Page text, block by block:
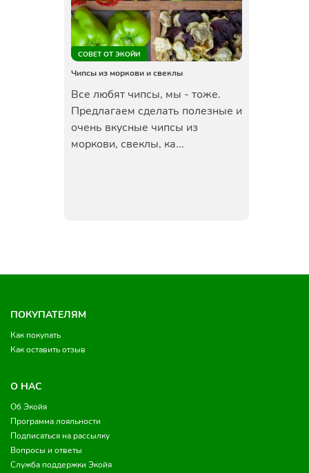
СОВЕТ ОТ ЭКОЙИ
Чипсы из моркови и свеклы
Все любят чипсы, мы - тоже.
Предлагаем сделать полезные и
очень вкусные чипсы из
моркови, свеклы, ка...
ПОКУПАТЕЛЯМ
Как покупать
Как оставить отзыв
О НАС
Об Экойя
Программа лояльности
Подписаться на рассылку
Вопросы и ответы
Служба поддержки Экойя